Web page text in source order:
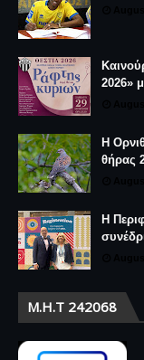
2026»
Η
θήρας
Η
Μ.Η.Τ 242068